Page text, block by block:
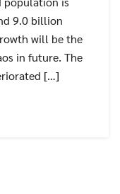
9.0 billion
will be the
in future. The
[…]